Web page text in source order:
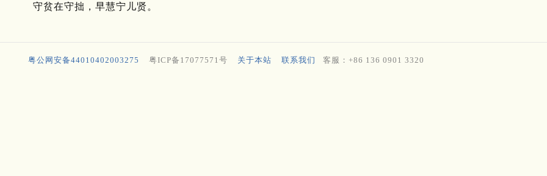
守贫在守拙，早慧宁儿贤。
粤公网安备44010402003275 粤ICP备17077571号 关于本站 联系我们 客服：+86 136 0901 3320